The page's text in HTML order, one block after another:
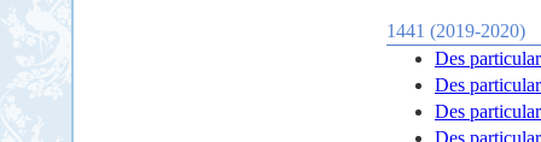
1441 (2019-2020)
Des
Des
Des
Des